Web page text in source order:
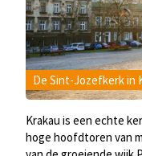
De Sint-Jozefkerk in
Krakau is een echte
hoge hoofdtoren van